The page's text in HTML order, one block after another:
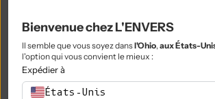
Russie (EUR €)
Rwanda (RWF FRw)
Samoa (WST T)
Bienvenue chez L'ENVERS
Il semble que vous soyez dansl'Ohio,aux États-
l'option qui vous convient le mieux :
Expédier à
États-Unis